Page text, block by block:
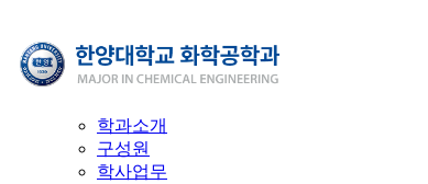
커뮤니티
학과소개
구성원
학사업무